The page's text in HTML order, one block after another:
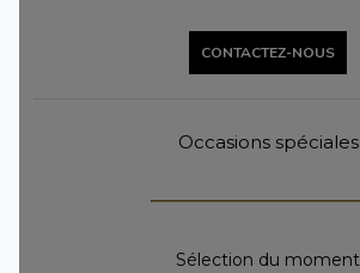
CONTACTEZ-NOUS
Occasions spéciales
Sélection du moment